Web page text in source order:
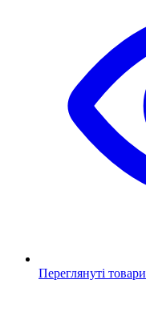
Переглянуті товари